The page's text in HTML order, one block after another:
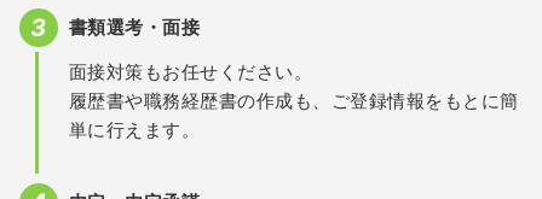
書類選考・面接
面接対策もお任せください。
履歴書や職務経歴書の作成も、ご登録情報をもとに簡
単に行えます。